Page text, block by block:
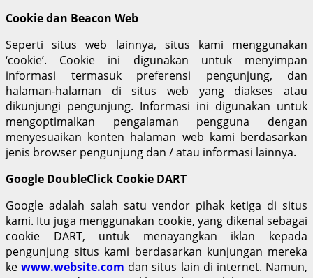
Cookie dan Beacon Web
Seperti situs web lainnya, situs kami menggunakan
‘cookie’. Cookie ini digunakan untuk menyimpan
informasi termasuk preferensi pengunjung, dan
halaman-halaman di situs web yang diakses atau
dikunjungi pengunjung. Informasi ini digunakan untuk
mengoptimalkan pengalaman pengguna dengan
menyesuaikan konten halaman web kami berdasarkan
jenis browser pengunjung dan / atau informasi lainnya.
Google DoubleClick Cookie DART
Google adalah salah satu vendor pihak ketiga di situs
kami. Itu juga menggunakan cookie, yang dikenal sebagai
cookie DART, untuk menayangkan iklan kepada
pengunjung situs kami berdasarkan kunjungan mereka
kewww.website.com dan situs lain di internet. Namun,